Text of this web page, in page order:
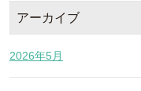
アーカイブ
2026年5月